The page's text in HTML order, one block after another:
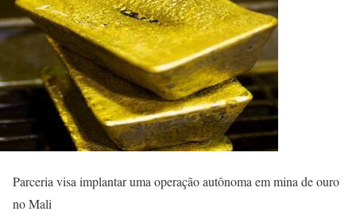
Parceria visa implantar uma operação autônoma em mina de ouro
no Mali